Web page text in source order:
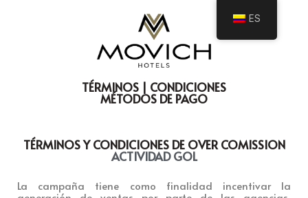
TÉRMINOS | CONDICIONES
MÉTODOS DE PAGO
TÉRMINOS Y CONDICIONES DE OVER COMISSION
ACTIVIDAD GOL
La campaña tiene como finalidad incentivar la
ES